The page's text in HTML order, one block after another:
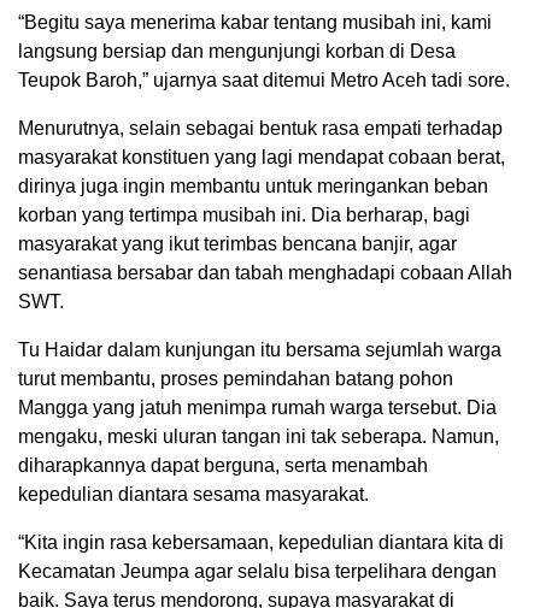
“Begitu saya menerima kabar tentang musibah ini, kami
langsung bersiap dan mengunjungi korban di Desa
Teupok Baroh,” ujarnya saat ditemui Metro Aceh tadi sore.
Menurutnya, selain sebagai bentuk rasa empati terhadap
masyarakat konstituen yang lagi mendapat cobaan berat,
dirinya juga ingin membantu untuk meringankan beban
korban yang tertimpa musibah ini. Dia berharap, bagi
masyarakat yang ikut terimbas bencana banjir, agar
senantiasa bersabar dan tabah menghadapi cobaan Allah
SWT.
Tu Haidar dalam kunjungan itu bersama sejumlah warga
turut membantu, proses pemindahan batang pohon
Mangga yang jatuh menimpa rumah warga tersebut. Dia
mengaku, meski uluran tangan ini tak seberapa. Namun,
diharapkannya dapat berguna, serta menambah
kepedulian diantara sesama masyarakat.
“Kita ingin rasa kebersamaan, kepedulian diantara kita di
Kecamatan Jeumpa agar selalu bisa terpelihara dengan
baik. Saya terus mendorong, supaya masyarakat di